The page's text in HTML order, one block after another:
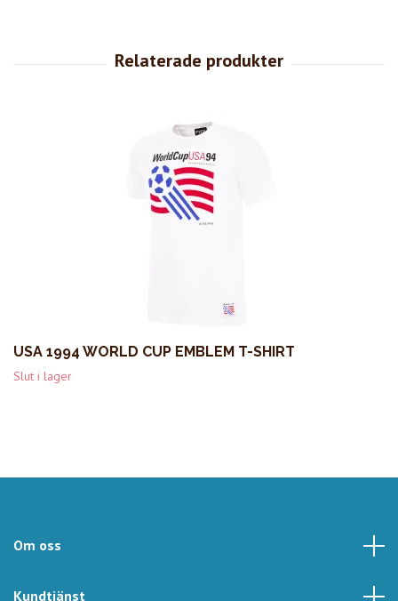
USA 1994 WORLD CUP EMBLEM T-SHIRT
Slut i lager
Om oss
Kundtjänst